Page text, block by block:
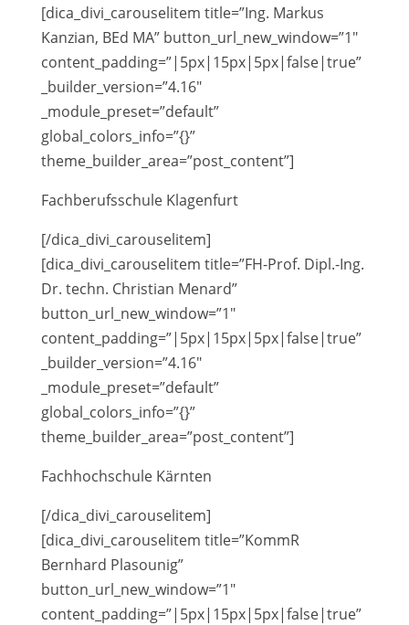
[dica_divi_carouselitem title=”Ing. Markus
Kanzian, BEd MA” button_url_new_window=”1″
content_padding=”|5px|15px|5px|false|true”
_builder_version=”4.16″
_module_preset=”default”
global_colors_info=”{}”
theme_builder_area=”post_content”]
Fachberufsschule Klagenfurt
[/dica_divi_carouselitem]
[dica_divi_carouselitem title=”FH-Prof. Dipl.-Ing.
Dr. techn. Christian Menard”
button_url_new_window=”1″
content_padding=”|5px|15px|5px|false|true”
_builder_version=”4.16″
_module_preset=”default”
global_colors_info=”{}”
theme_builder_area=”post_content”]
Fachhochschule Kärnten
[/dica_divi_carouselitem]
[dica_divi_carouselitem title=”KommR
Bernhard Plasounig”
button_url_new_window=”1″
content_padding=”|5px|15px|5px|false|true”